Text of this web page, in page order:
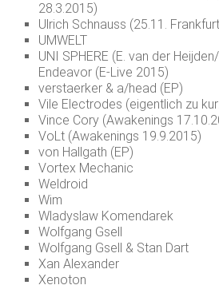
28.3.2015)
Ulrich Schnauss (25.11.
UMWELT
UNI SPHERE (E. van der
Endeavor (E-Live 2015)
verstaerker & a/head (EP)
Vile Electrodes (eigentlich zu
Vince Cory (Awakenings
VoLt (Awakenings 19.9.2015)
von Hallgath (EP)
Vortex Mechanic
Weldroid
Wim
Wladyslaw Komendarek
Wolfgang Gsell
Wolfgang Gsell & Stan Dart
Xan Alexander
Xenoton